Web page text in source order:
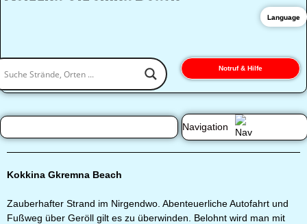
Notruf & Hilfe
Navigation
Kokkina Gkremna Beach
Zauberhafter Strand im Nirgendwo. Abenteuerliche Autofahrt und
Fußweg über Geröll gilt es zu überwinden. Belohnt wird man mit
Language